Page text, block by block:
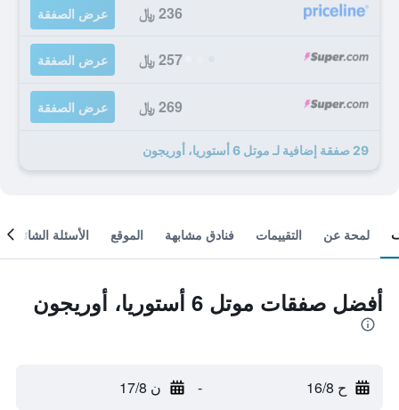
236 ﷼ عرض الصفقة
257 ﷼ عرض الصفقة
269 ﷼ عرض الصفقة
29 صفقة إضافية لـ موتل 6 أستوريا، أوريجون
لمحة عن التقييمات فنادق مشابهة الموقع الأسئلة الشائعة
أفضل صفقات موتل 6 أستوريا، أوريجون
ح 16/8 - ن 17/8